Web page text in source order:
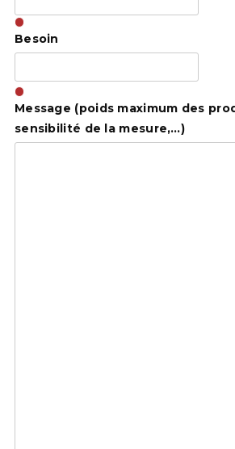
Besoin
Message (poids maximum des
sensibilité de la mesure,…)